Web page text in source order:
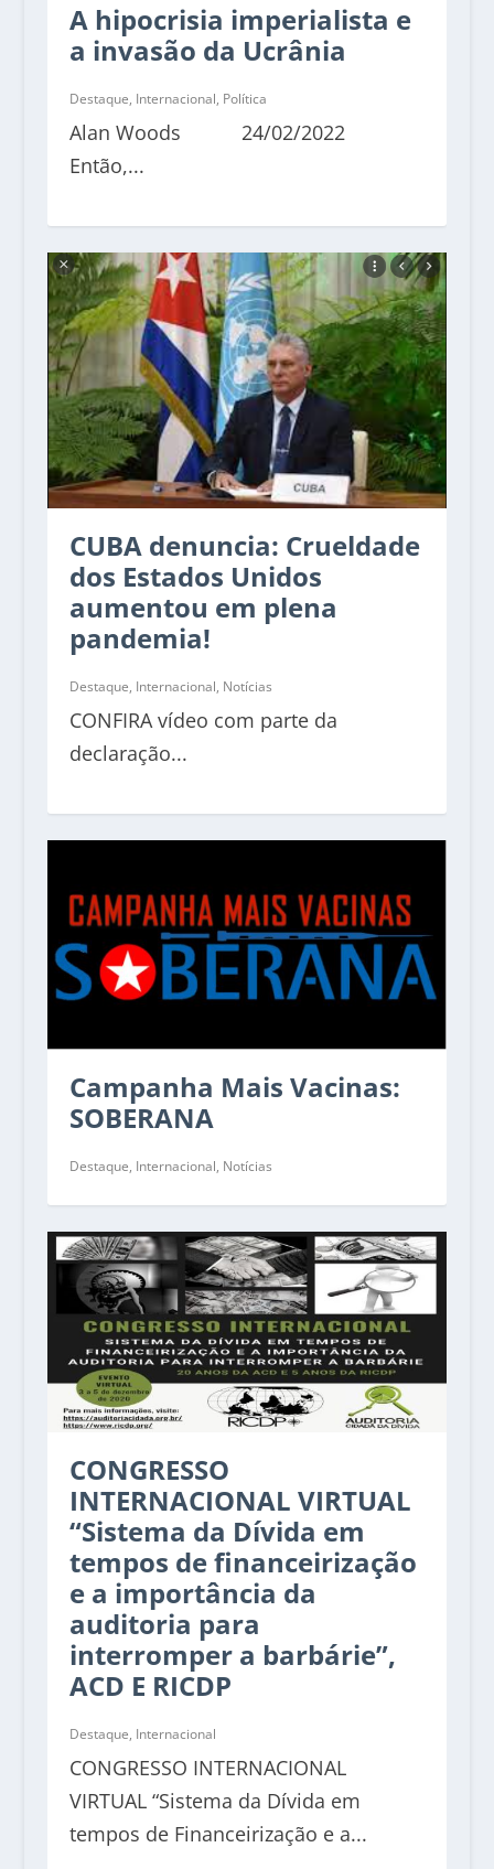
A hipocrisia imperialista e
a invasão da Ucrânia
Destaque, Internacional, Política
Alan Woods 24/02/2022
Então,...
CUBA denuncia: Crueldade
dos Estados Unidos
aumentou em plena
pandemia!
Destaque, Internacional, Notícias
CONFIRA vídeo com parte da
declaração...
Campanha Mais Vacinas:
SOBERANA
Destaque, Internacional, Notícias
CONGRESSO
INTERNACIONAL VIRTUAL
“Sistema da Dívida em
tempos de financeirização
e a importância da
auditoria para
interromper a barbárie”,
ACD E RICDP
Destaque, Internacional
CONGRESSO INTERNACIONAL
VIRTUAL “Sistema da Dívida em
tempos de Financeirização e a...